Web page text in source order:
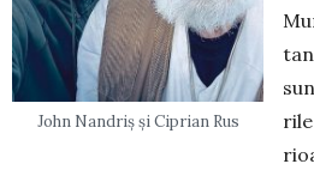
John Nandriș și Ciprian Rus